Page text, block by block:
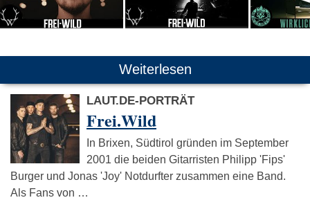
Weiterlesen
LAUT.DE-PORTRÄT
Frei.Wild
In Brixen, Südtirol gründen im September
2001 die beiden Gitarristen Philipp 'Fips'
Burger und Jonas 'Joy' Notdurfter zusammen eine Band.
Als Fans von …